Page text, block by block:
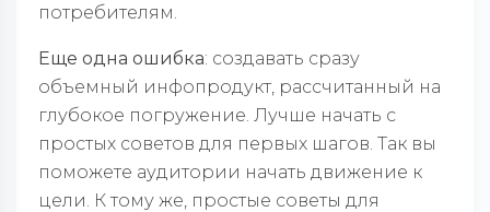
потребителям.
Еще одна ошибка: создавать сразу
объемный инфопродукт, рассчитанный на
глубокое погружение. Лучше начать с
простых советов для первых шагов. Так вы
поможете аудитории начать движение к
цели. К тому же, простые советы для